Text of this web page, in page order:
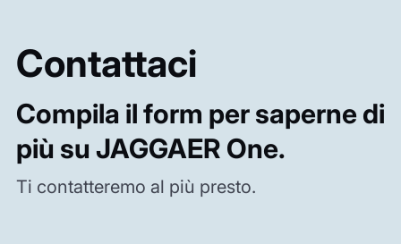
Contattaci
Compila il form per saperne di
più su JAGGAER One.
Ti contatteremo al più presto.